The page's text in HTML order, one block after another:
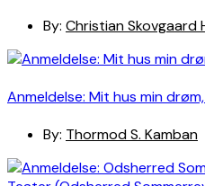
By: Christian Skovgaard
Anmeldelse: Mit hus min
By: Thormod S. Kamban